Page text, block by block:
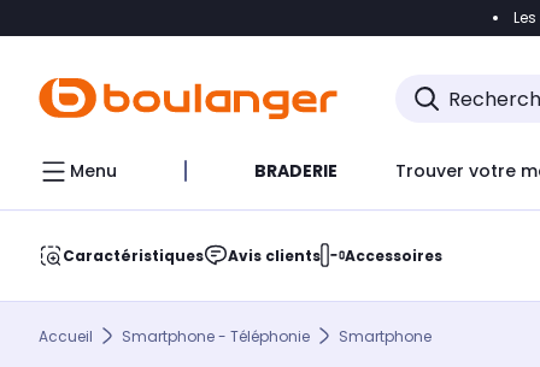
Accéder
Menu BRADERIE Trouver votre
Caractéristiques Avis clients Accessoires
Accueil Smartphone - Téléphonie Smartphone